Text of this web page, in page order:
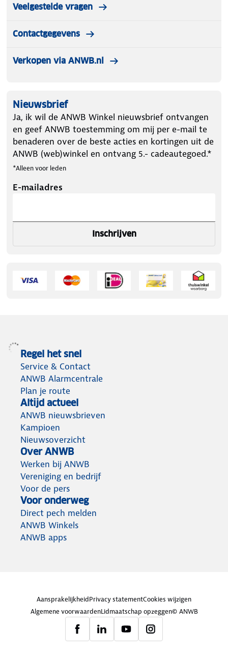
Veelgestelde vragen
Contactgegevens
Verkopen via ANWB.nl
Nieuwsbrief
Ja, ik wil de ANWB Winkel nieuwsbrief ontvangen
en geef ANWB toestemming om mij per e-mail te
benaderen over de beste acties en kortingen uit de
ANWB (web)winkel en ontvang 5.- cadeautegoed.*
*Alleen voor leden
E-mailadres
Inschrijven
Regel het snel
Service & Contact
ANWB Alarmcentrale
Plan je route
Altijd actueel
ANWB nieuwsbrieven
Kampioen
Nieuwsoverzicht
Over ANWB
Werken bij ANWB
Vereniging en bedrijf
Voor de pers
Voor onderweg
Direct pech melden
ANWB Winkels
ANWB apps
AansprakelijkheidPrivacy statementCookies wijzigen
Algemene voorwaardenLidmaatschap opzeggen© ANWB